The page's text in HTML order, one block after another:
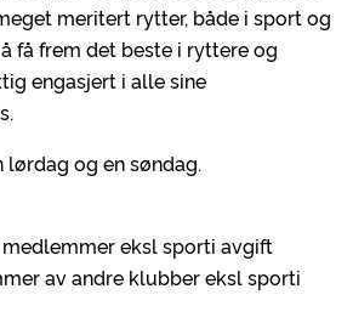
meritert rytter, både i sport og
få frem det beste i ryttere og
engasjert i alle sine
lørdag og en søndag.
eksl sporti avgift
av andre klubber eksl sporti